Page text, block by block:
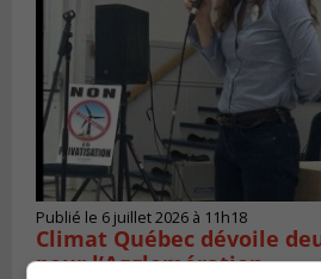
Publié le 6 juillet 2026 à 11h18
Climat Québec dévoile
pour l’Agglomération